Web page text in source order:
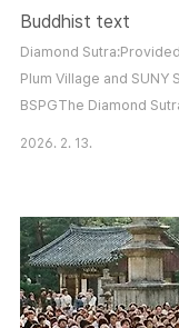
Buddhist text
Diamond
Plum Village and SUNY
BSPGThe Diamond
Sutra :
SutraCompassionate
Chapter 16, 17The
ConzeThe Prajna
2026. 2. 13.